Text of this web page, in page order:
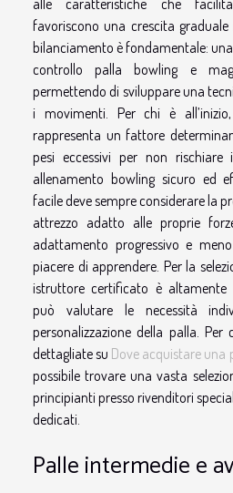
alle caratteristiche che
favoriscono una crescita
bilanciamento è fondamentale:
controllo palla bowling e
permettendo di sviluppare una
i movimenti. Per chi è
rappresenta un fattore
pesi eccessivi per non
allenamento bowling sicuro ed
facile deve sempre considerare la
attrezzo adatto alle proprie
adattamento progressivo e
piacere di apprendere. Per la
istruttore certificato è altamente
può valutare le necessità
personalizzazione della palla. Per
dettagliate su Dove acquistare una
possibile trovare una vasta
principianti presso rivenditori
dedicati.
Palle intermedie e